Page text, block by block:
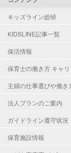
キッズライン総研
KIDSLINE記事一覧
保活情報
保育士の働き方 キャリ
主婦の仕事選びや働き
法人プランのご案内
ガイドライン遵守状況
保育施設情報